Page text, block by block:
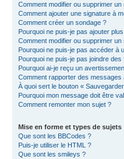
Comment modifier ou supprimer un
Comment ajouter une signature à
Comment créer un sondage ?
Pourquoi ne puis-je pas ajouter
Comment modifier ou supprimer un
Pourquoi ne puis-je pas accéder à
Pourquoi ne puis-je pas joindre
Pourquoi ai-je reçu un
Comment rapporter des messages
À quoi sert le bouton «
Pourquoi mon message doit être
Comment remonter mon sujet ?
Mise en forme et types de sujets
Que sont les BBCodes ?
Puis-je utiliser le HTML ?
Que sont les smileys ?